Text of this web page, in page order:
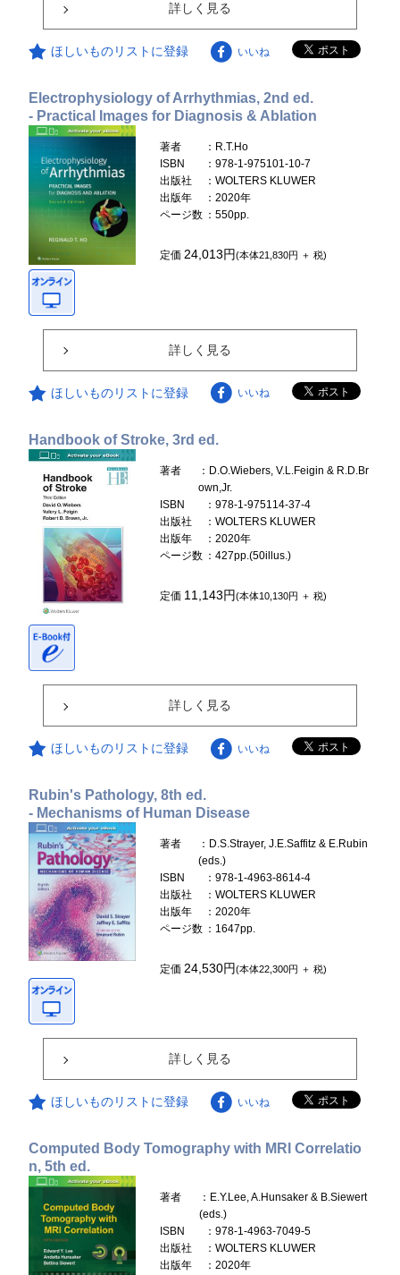
詳しく見る
ほしいものリストに登録 いいね
Electrophysiology of Arrhythmias, 2nd ed.
- Practical Images for Diagnosis & Ablation
著者
：R.T.Ho
ISBN
：978-1-975101-10-7
出版社
：WOLTERS KLUWER
出版年
：2020年
ページ数 ：550pp.
定価24,013円(本体21,830円 ＋ 税)
詳しく見る
ほしいものリストに登録 いいね
Handbook of Stroke, 3rd ed.
著者
：D.O.Wiebers, V.L.Feigin & R.D.Br
own,Jr.
ISBN
：978-1-975114-37-4
出版社
：WOLTERS KLUWER
出版年
：2020年
ページ数 ：427pp.(50illus.)
定価 11,143円(本体10,130円 ＋ 税)
詳しく見る
ほしいものリストに登録 いいね
Rubin's Pathology, 8th ed.
- Mechanisms of Human Disease
著者
：D.S.Strayer, J.E.Saffitz & E.Rubin
(eds.)
ISBN
：978-1-4963-8614-4
出版社
：WOLTERS KLUWER
出版年
：2020年
ページ数 ：1647pp.
定価24,530円(本体22,300円 ＋ 税)
詳しく見る
ほしいものリストに登録 いいね
Computed Body Tomography with MRI Correlatio
n, 5th ed.
著者
：E.Y.Lee, A.Hunsaker & B.Siewert
(eds.)
ISBN
：978-1-4963-7049-5
出版社
：WOLTERS KLUWER
出版年
：2020年